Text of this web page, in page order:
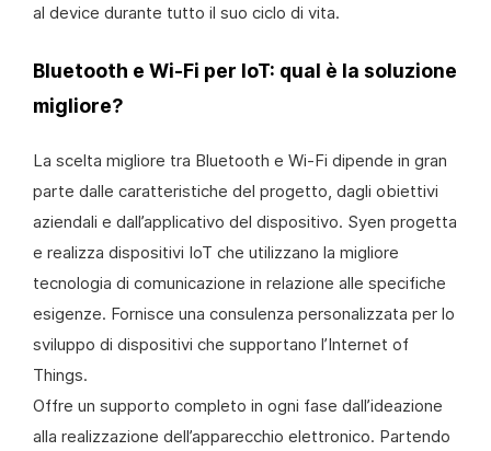
al device durante tutto il suo ciclo di vita.
Bluetooth e Wi-Fi per IoT: qual è la soluzione
migliore?
La scelta migliore tra Bluetooth e Wi-Fi dipende in gran
parte dalle caratteristiche del progetto, dagli obiettivi
aziendali e dall’applicativo del dispositivo. Syen progetta
e realizza dispositivi IoT che utilizzano la migliore
tecnologia di comunicazione in relazione alle specifiche
esigenze. Fornisce una consulenza personalizzata per lo
sviluppo di dispositivi che supportano l’Internet of
Things.
Offre un supporto completo in ogni fase dall’ideazione
alla realizzazione dell’apparecchio elettronico. Partendo